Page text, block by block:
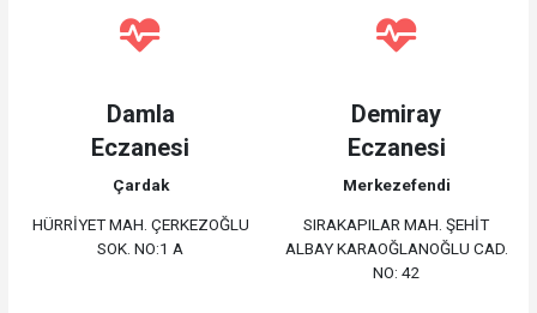
Damla
Eczanesi
Çardak
HÜRRİYET MAH. ÇERKEZOĞLU
SOK. NO:1 A
Demiray
Eczanesi
Merkezefendi
SIRAKAPILAR MAH. ŞEHİT
ALBAY KARAOĞLANOĞLU CAD.
NO: 42